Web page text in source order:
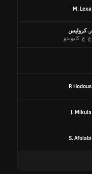
M. Lexa
ر. كروليس
ع. ع. كايوندو
P. Hodous
J. Mikula
S. Afolabi